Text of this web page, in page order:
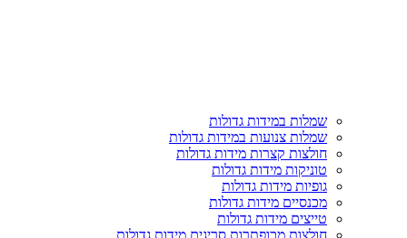
שמלות במידות גדולות
שמלות צנועות במידות גדולות
חולצות קצרות מידות גדולות
טוניקות מידות גדולות
גופיות מידות גדולות
מכנסיים מידות גדולות
טייצים מידות גדולות